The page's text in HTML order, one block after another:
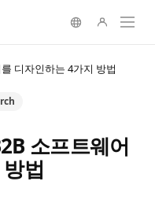
디자인하는 4가지 방법
소프트웨어
법